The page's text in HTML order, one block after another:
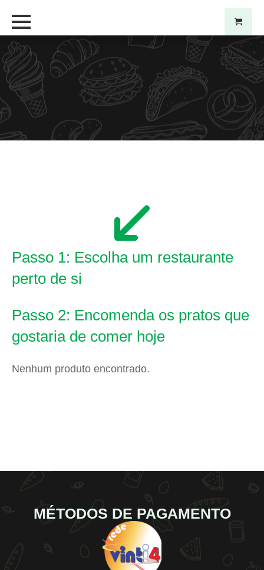
Passo 1: Escolha um restaurante
perto de si
Passo 2: Encomenda os pratos que
gostaria de comer hoje
Nenhum produto encontrado.
MÉTODOS DE PAGAMENTO